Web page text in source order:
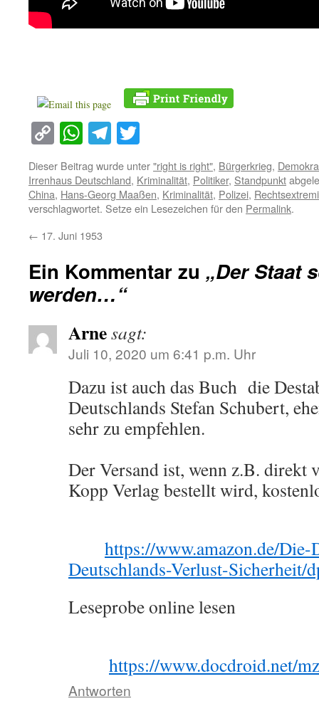
Copy
Link
WhatsApp
Telegram
Dieser Beitrag wurde unter"right is right", Bürgerkrieg,
Irrenhaus Deutschland, Kriminalität, Politiker, Standpunkt
China, Hans-Georg Maaßen, Kriminalität, Polizei,
verschlagwortet. Setze ein Lesezeichen für den Permalink.
← 17. Juni 1953
Ein Kommentar zu „Der Staat
werden…“
Arnesagt:
Juli 10, 2020 um 6:41 p.m. Uhr
Dazu ist auch das Buch die
Deutschlands Stefan Schubert,
sehr zu empfehlen.
Der Versand ist, wenn z.B. direkt
Kopp Verlag bestellt wird,
https://www.amazon.de/
Deutschlands-Verlust-Sicherheit/
Leseprobe online lesen
https://www.docdroid.net/
Antworten